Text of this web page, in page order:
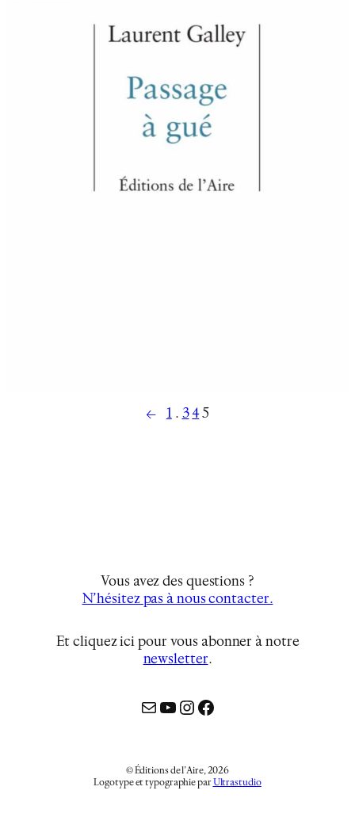
← 1 … 3 4 5
Vous avez des questions ?
N’hésitez pas à nous contacter.
Et cliquez ici pour vous abonner à notre
newsletter…
MailYouTube
Instagram
Facebook
© Éditions de l’Aire, 2026
Logotype et typographie par Ultrastudio